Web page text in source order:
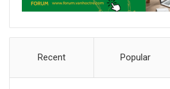
Recent Popular